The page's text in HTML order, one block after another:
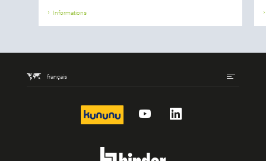
Informations
français
kununu YouTubeLinkedIn